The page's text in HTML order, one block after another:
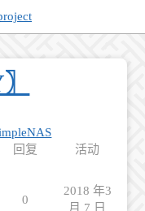
回复 活动
0
2018 年3
月 7 日